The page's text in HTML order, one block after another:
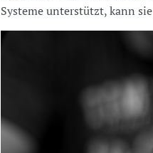
Systeme unterstützt, kann